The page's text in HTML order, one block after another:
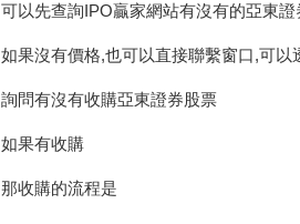
可以先查詢IPO贏家網站有沒有的亞東證
如果沒有價格,也可以直接聯繫窗口,可
詢問有沒有收購亞東證券股票
如果有收購
那收購的流程是